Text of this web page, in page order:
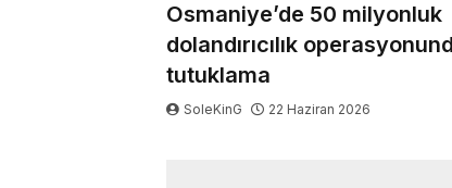
Osmaniye’de 50 milyonluk
dolandırıcılık
tutuklama
SoleKinG 22 Haziran 2026